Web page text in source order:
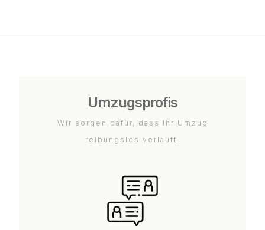
Umzugsprofis
Wir sorgen dafür, dass Ihr Umzug
reibungslos verläuft.